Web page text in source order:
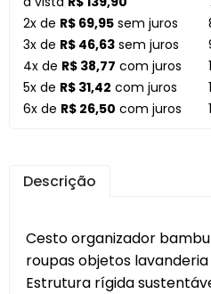
2x de R$ 69,95 sem juros
3x de R$ 46,63 sem juros
4x de R$ 38,77 com juros
5x de R$ 31,42 com juros
6x de R$ 26,50 com juros
Descrição
Cesto organizador
roupas objetos
Estrutura rígida